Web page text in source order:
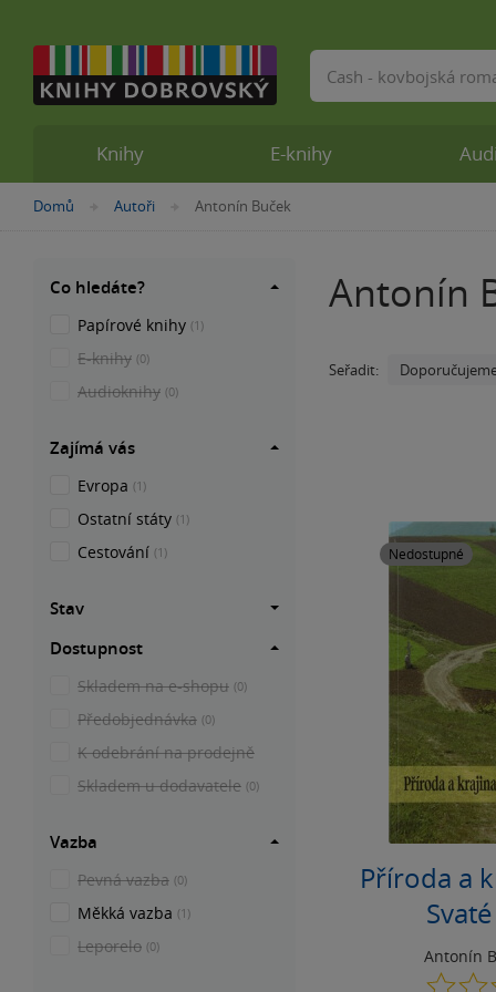
Nacházíte
Domů »Autoři »Antonín Buček
Antonín
Seřadit:
Nedostupné
Příroda a
Antonín
Co hledáte?
Papírové knihy (1)
E-knihy (0)
Audioknihy (0)
Zajímá vás
Evropa (1)
Ostatní státy (1)
Cestování (1)
Stav
Dostupnost
Skladem na e-shopu (0)
Předobjednávka (0)
K odebrání na prodejně
Skladem u dodavatele (0)
Vazba
Pevná vazba (0)
Měkká vazba (1)
Leporelo (0)
Knihy E-knihy
Vyhledávání